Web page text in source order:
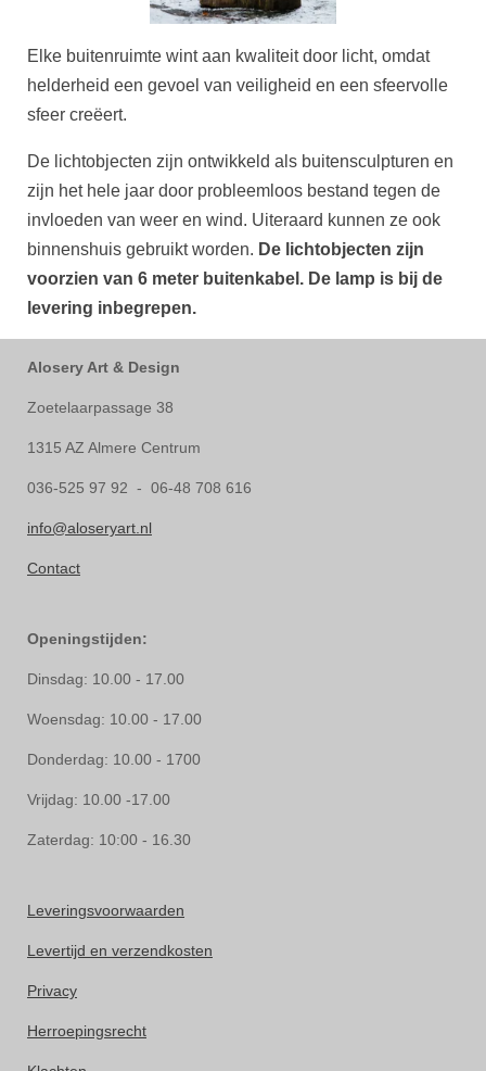
Elke buitenruimte wint aan kwaliteit door licht, omdat
helderheid een gevoel van veiligheid en een sfeervolle
sfeer creëert.
De lichtobjecten zijn ontwikkeld als buitensculpturen en
zijn het hele jaar door probleemloos bestand tegen de
invloeden van weer en wind. Uiteraard kunnen ze ook
binnenshuis gebruikt worden. De lichtobjecten zijn
voorzien van 6 meter buitenkabel. De lamp is bij de
levering inbegrepen.
Alosery Art & Design
Zoetelaarpassage 38
1315 AZ Almere Centrum
036-525 97 92 - 06-48 708 616
info@aloseryart.nl
Contact
Openingstijden:
Dinsdag: 10.00 - 17.00
Woensdag: 10.00 - 17.00
Donderdag: 10.00 - 1700
Vrijdag: 10.00 -17.00
Zaterdag: 10:00 - 16.30
Leveringsvoorwaarden
Levertijd en verzendkosten
Privacy
Herroepingsrecht